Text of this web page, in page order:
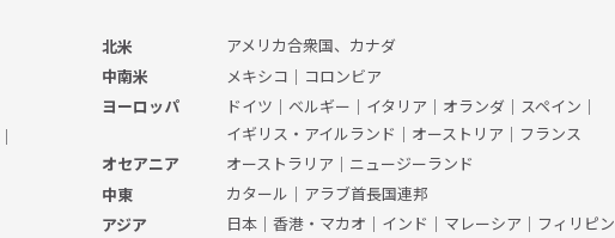
｜
北米
アメリカ合衆国、カナダ
中南米
メキシコ ｜ コロンビア
ヨーロッパ
ドイツ ｜ ベルギー ｜ イタリア ｜ オランダ ｜ スペイン ｜
イギリス・アイルランド ｜ オーストリア ｜ フランス
オセアニア
オーストラリア ｜ ニュージーランド
中東
カタール ｜ アラブ首長国連邦
アジア
日本｜ 香港・マカオ ｜ インド ｜ マレーシア ｜ フィリピン